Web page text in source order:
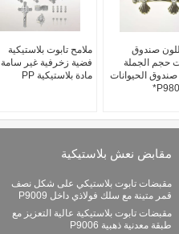
ملامح تابوت بلاستيكية
فضية زخرفية غير سامة
مادة بلاستيكية PP
اللون صندوق
حجم الجملة
الحيوانات
مقابض نعش بلاستيكية
مقبضات تابوت بلاستيكي على شكل نصف
قمر متينة مع سلك فولاذي داخل P9009
مقبضات تابوت بلاستيكية عالية التعزيز مع
طبقة معدنية ذهبية P9006